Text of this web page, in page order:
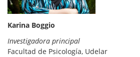
Karina Boggio
Investigadora principal
Facultad de Psicología, Udelar